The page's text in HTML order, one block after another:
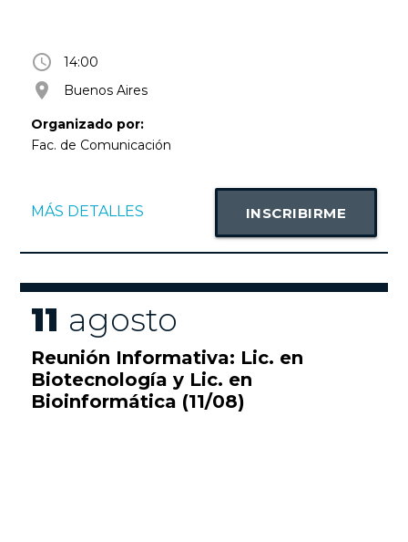
access_time 14:00
room Buenos Aires
Organizado por:
Fac. de Comunicación
MÁS DETALLES INSCRIBIRME
11 agosto
Reunión Informativa: Lic. en
Biotecnología y Lic. en
Bioinformática (11/08)